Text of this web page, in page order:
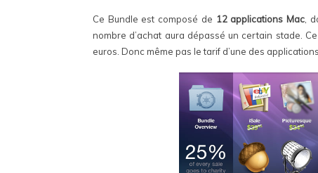
Ce Bundle est composé de 12 applications Mac ,
nombre d’achat aura dépassé un certain stade.
euros. Donc même pas le tarif d’une des